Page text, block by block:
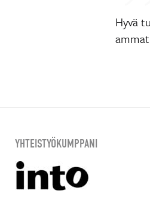
Hyvä
YHTEISTYÖKUMPPANI